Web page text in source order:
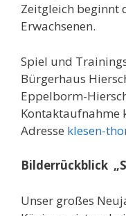
Zeitgleich beginnt
Erwachsenen.
Spiel und
Bürgerhaus
Eppelborm-
Kontaktaufnahme
Adresse klesen-
Bilderrückblick
Unser großes